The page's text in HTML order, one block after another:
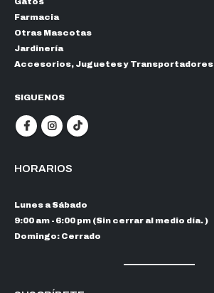
Farmacia
Otras Mascotas
Jardinería
Accesorios, Juguetes y Transportadores
SIGUENOS
HORARIOS
Lunes a Sábado
9:00 am - 6:00 pm (Sin cerrar al medio día. )
Domingo: Cerrado